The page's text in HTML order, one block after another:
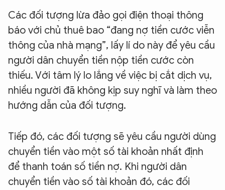
Các đối tượng lừa đảo gọi điện thoại thông
báo với chủ thuê bao “đang nợ tiền cước viễn
thông của nhà mạng”, lấy lí do này để yêu cầu
người dân chuyển tiền nộp tiền cước còn
thiếu. Với tâm lý lo lắng về việc bị cắt dịch vụ,
nhiều người đã không kịp suy nghĩ và làm theo
hướng dẫn của đối tượng.
Tiếp đó, các đối tượng sẽ yêu cầu người dùng
chuyển tiền vào một số tài khoản nhất định
để thanh toán số tiền nợ. Khi người dân
chuyển tiền vào số tài khoản đó, các đối